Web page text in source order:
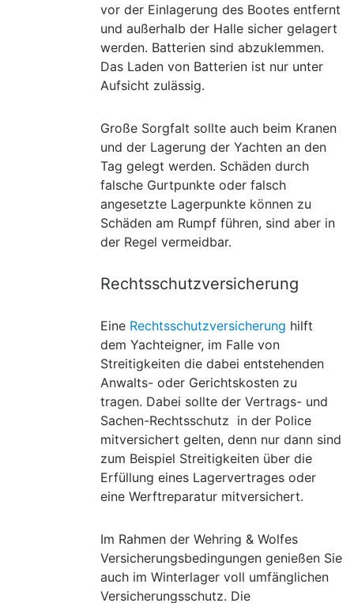
vor der Einlagerung des Bootes entfernt
und außerhalb der Halle sicher gelagert
werden. Batterien sind abzuklemmen.
Das Laden von Batterien ist nur unter
Aufsicht zulässig.
Große Sorgfalt sollte auch beim Kranen
und der Lagerung der Yachten an den
Tag gelegt werden. Schäden durch
falsche Gurtpunkte oder falsch
angesetzte Lagerpunkte können zu
Schäden am Rumpf führen, sind aber in
der Regel vermeidbar.
Rechtsschutzversicherung
Eine Rechtsschutzversicherung hilft
dem Yachteigner, im Falle von
Streitigkeiten die dabei entstehenden
Anwalts- oder Gerichtskosten zu
tragen. Dabei sollte der Vertrags- und
Sachen-Rechtsschutz in der Police
mitversichert gelten, denn nur dann sind
zum Beispiel Streitigkeiten über die
Erfüllung eines Lagervertrages oder
eine Werftreparatur mitversichert.
Im Rahmen der Wehring & Wolfes
Versicherungsbedingungen genießen Sie
auch im Winterlager voll umfänglichen
Versicherungsschutz. Die